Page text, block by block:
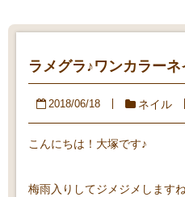
ラメグラ♪ワンカラー
2018/06/18 ネイル
こんにちは！大塚です♪
梅雨入りしてジメジメします